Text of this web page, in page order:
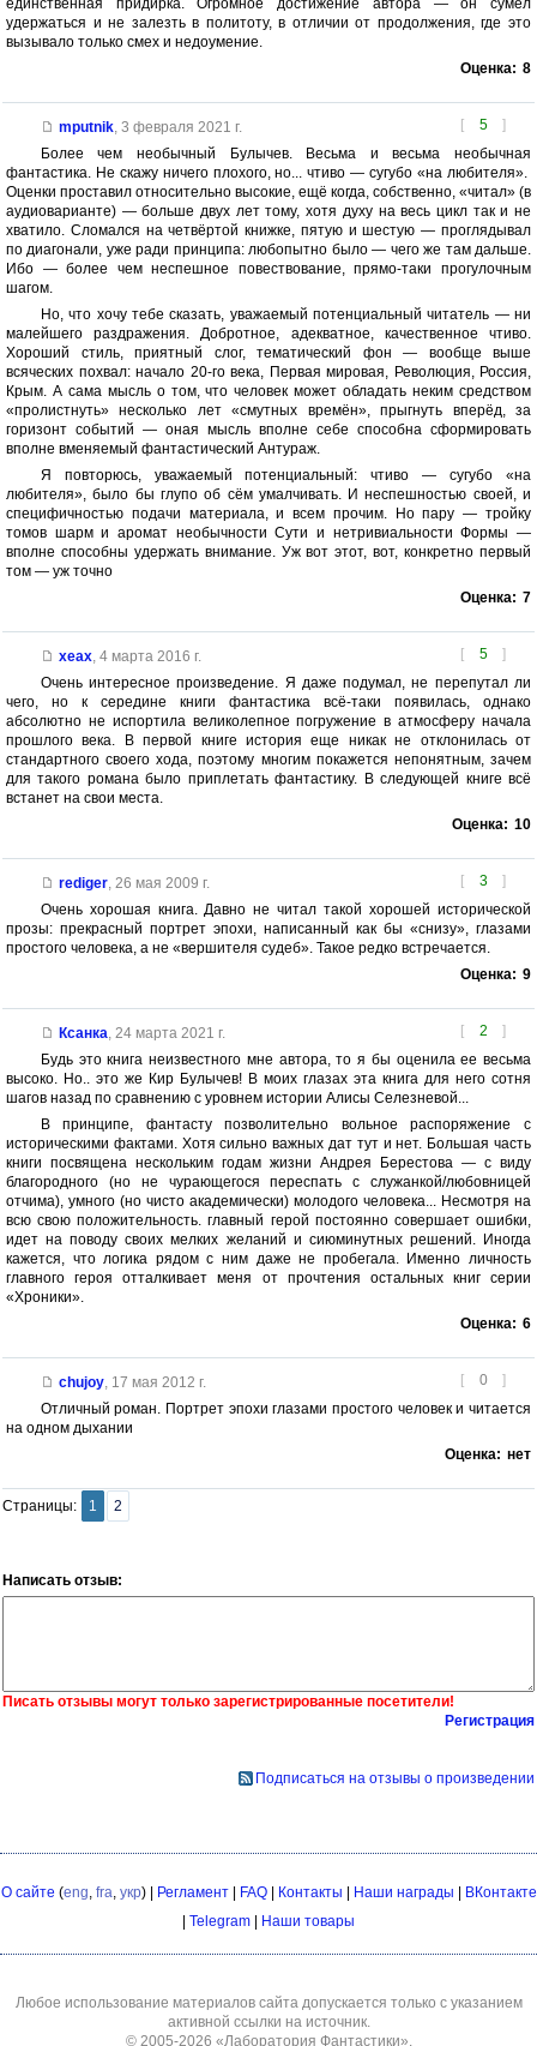
удержаться и не залезть в политоту, в отличии от продолжения, где это
вызывало только смех и недоумение.
Оценка: 8
[ 5 ]
mputnik, 3 февраля 2021 г.
Более чем необычный Булычев. Весьма и весьма необычная
фантастика. Не скажу ничего плохого, но... чтиво — сугубо «на любителя».
Оценки проставил относительно высокие, ещё когда, собственно, «читал» (в
аудиоварианте) — больше двух лет тому, хотя духу на весь цикл так и не
хватило. Сломался на четвёртой книжке, пятую и шестую — проглядывал
по диагонали, уже ради принципа: любопытно было — чего же там дальше.
Ибо — более чем неспешное повествование, прямо-таки прогулочным
шагом.
Но, что хочу тебе сказать, уважаемый потенциальный читатель — ни
малейшего раздражения. Добротное, адекватное, качественное чтиво.
Хороший стиль, приятный слог, тематический фон — вообще выше
всяческих похвал: начало 20-го века, Первая мировая, Революция, Россия,
Крым. А сама мысль о том, что человек может обладать неким средством
«пролистнуть» несколько лет «смутных времён», прыгнуть вперёд, за
горизонт событий — оная мысль вполне себе способна сформировать
вполне вменяемый фантастический Антураж.
Я повторюсь, уважаемый потенциальный: чтиво — сугубо «на
любителя», было бы глупо об сём умалчивать. И неспешностью своей, и
специфичностью подачи материала, и всем прочим. Но пару — тройку
томов шарм и аромат необычности Сути и нетривиальности Формы —
вполне способны удержать внимание. Уж вот этот, вот, конкретно первый
том — уж точно
Оценка: 7
[ 5 ]
xeax, 4 марта 2016 г.
Очень интересное произведение. Я даже подумал, не перепутал ли
чего, но к середине книги фантастика всё-таки появилась, однако
абсолютно не испортила великолепное погружение в атмосферу начала
прошлого века. В первой книге история еще никак не отклонилась от
стандартного своего хода, поэтому многим покажется непонятным, зачем
для такого романа было приплетать фантастику. В следующей книге всё
встанет на свои места.
Оценка: 10
[ 3 ]
rediger, 26 мая 2009 г.
Очень хорошая книга. Давно не читал такой хорошей исторической
прозы: прекрасный портрет эпохи, написанный как бы «снизу», глазами
простого человека, а не «вершителя судеб». Такое редко встречается.
Оценка: 9
[ 2 ]
Ксанка 24 марта 2021 г.
Будь это книга неизвестного мне автора, то я бы оценила ее весьма
высоко. Но.. это же Кир Булычев! В моих глазах эта книга для него сотня
шагов назад по сравнению с уровнем истории Алисы Селезневой...
В принципе, фантасту позволительно вольное распоряжение с
историческими фактами. Хотя сильно важных дат тут и нет. Большая часть
книги посвящена нескольким годам жизни Андрея Берестова — с виду
благородного (но не чурающегося переспать с служанкой/любовницей
отчима), умного (но чисто академически) молодого человека... Несмотря на
всю свою положительность. главный герой постоянно совершает ошибки,
идет на поводу своих мелких желаний и сиюминутных решений. Иногда
кажется, что логика рядом с ним даже не пробегала. Именно личность
главного героя отталкивает меня от прочтения остальных книг серии
«Хроники».
Оценка: 6
[ 0 ]
chujoy, 17 мая 2012 г.
Отличный роман. Портрет эпохи глазами простого человек и читается
на одном дыхании
Оценка: нет
Страницы: 1 2
Написать отзыв:
Писать отзывы могут только зарегистрированные посетители!
Регистрация
Подписаться на отзывы о произведении
О сайте (eng fra укр) | Регламент| FAQ| Контакты | Наши награды | ВКонтакте
| Telegram | Наши товары
Любое использование материалов сайта допускается только с указанием
активной ссылки на источник.
© 2005-2026 «Лаборатория Фантастики»